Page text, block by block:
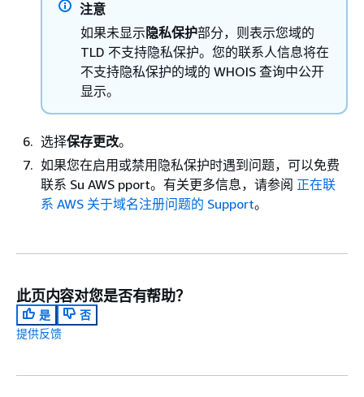
注意
如果未显示 隐私保护部分，则表示您域的
TLD 不支持隐私保护。您的联系人信息将在
不支持隐私保护的域的 WHOIS 查询中公开
显示。
选择保存更改。
如果您在启用或禁用隐私保护时遇到问题，可以免费
联系 Su AWS pport。有关更多信息，请参阅 正在联
系 AWS 关于域名注册问题的 Support。
此页内容对您是否有帮助？
是
否
提供反馈